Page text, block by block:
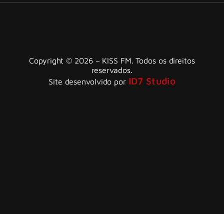
Copyright © 2026 – KISS FM. Todos os direitos
reservados.
Site desenvolvido por ID7 Studio